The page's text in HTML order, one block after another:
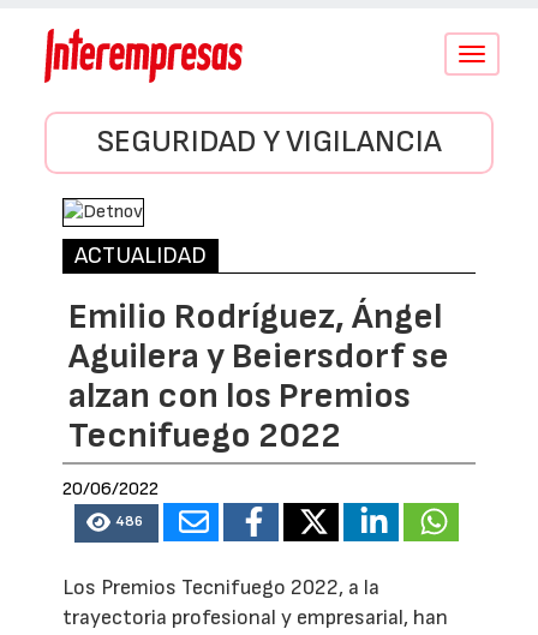
Conmutar
SEGURIDAD Y VIGILANCIA
ACTUALIDAD
Emilio Rodríguez, Ángel
Aguilera y Beiersdorf se
alzan con los Premios
Tecnifuego 2022
20/06/2022
486
Los Premios Tecnifuego 2022, a la
trayectoria profesional y empresarial, han